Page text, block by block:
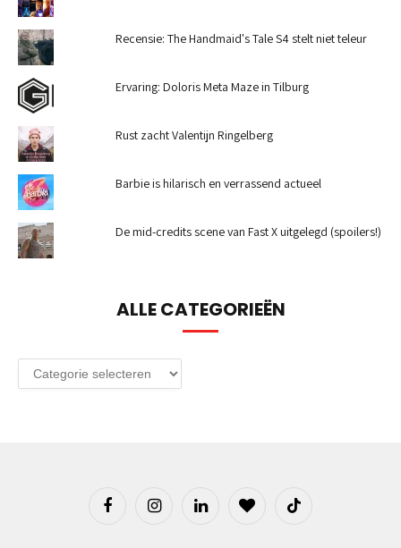
Recensie: The Handmaid's Tale S4 stelt niet teleur
Ervaring: Doloris Meta Maze in Tilburg
Rust zacht Valentijn Ringelberg
Barbie is hilarisch en verrassend actueel
De mid-credits scene van Fast X uitgelegd (spoilers!)
ALLE CATEGORIEËN
Alle
categorieën
FacebookInstagramLinkedIn BlogLovinTikTok